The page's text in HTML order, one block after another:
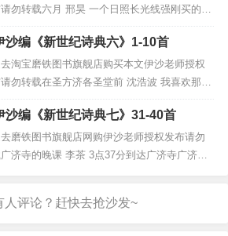
一位出生于1963年的男诗人，今天耍二的
诗人，老夫
妇）聊发少年狂，如今少年不
品种的阶段过去，年轻人已经不再是必然
，我记得他们最后一次发狂是下半身。其
小处。一个连投稿都做不好的90后在...
勿转载六月 邢昊 一个日照长光线强刚买的白
卷了边儿烂成一堆泥的月份 是毕业日是我到
当工人的纪念日是老婆给我四处借钱的手术
其中一个女儿的生日是我父亲的去世日 烈日
烧父亲无法挽留急勿勿的丧葬...
沙编《新世纪诗典六》1-10首
淘宝磨铁图书旗舰店购买本文伊沙老师授权
勿转载在圣方济各圣堂前 沈浩波 我喜欢那些
教堂庄重又亲切澳门路环村的圣方济各圣堂
木门将黄色的墙壁切割成两片蝴蝶的翅膀明
暖引诱我进入门口的条幅上有两行大字是
》里的话“耶稣说：我就是道路真理和生命”我
沙编《新世纪诗典七》31-40首
磨铁图书旗舰店网购伊沙老师授权发布请勿
济寺的晚课 李茶 3点37分到达广济寺广济寺
不对”“裙子，白色的，不行吗”“不行，上晚课